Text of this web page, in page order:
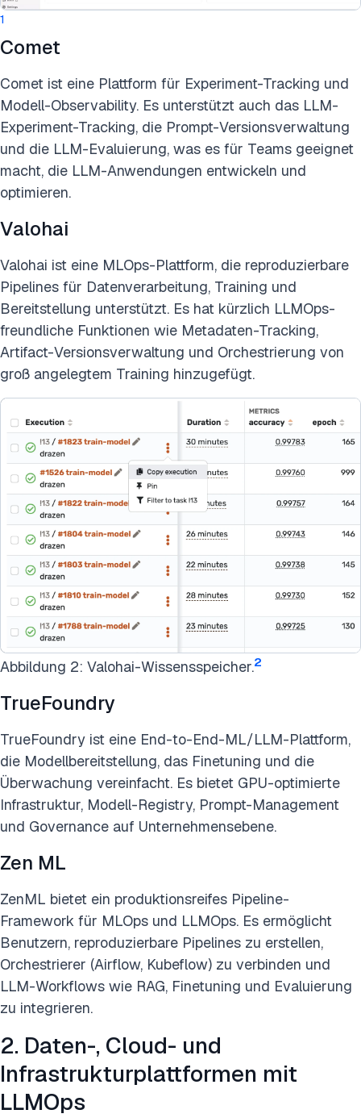
1
Comet
Comet ist eine Plattform für Experiment-Tracking und
Modell-Observability. Es unterstützt auch das LLM-
Experiment-Tracking, die Prompt-Versionsverwaltung
und die LLM-Evaluierung, was es für Teams geeignet
macht, die LLM-Anwendungen entwickeln und
optimieren.
Valohai
Valohai ist eine MLOps-Plattform, die reproduzierbare
Pipelines für Datenverarbeitung, Training und
Bereitstellung unterstützt. Es hat kürzlich LLMOps-
freundliche Funktionen wie Metadaten-Tracking,
Artifact-Versionsverwaltung und Orchestrierung von
groß angelegtem Training hinzugefügt.
Abbildung 2: Valohai-Wissensspeicher.2
TrueFoundry
TrueFoundry ist eine End-to-End-ML/LLM-Plattform,
die Modellbereitstellung, das Finetuning und die
Überwachung vereinfacht. Es bietet GPU-optimierte
Infrastruktur, Modell-Registry, Prompt-Management
und Governance auf Unternehmensebene.
Zen ML
ZenML bietet ein produktionsreifes Pipeline-
Framework für MLOps und LLMOps. Es ermöglicht
Benutzern, reproduzierbare Pipelines zu erstellen,
Orchestrierer (Airflow, Kubeflow) zu verbinden und
LLM-Workflows wie RAG, Finetuning und Evaluierung
zu integrieren.
2. Daten-, Cloud- und
Infrastrukturplattformen mit
LLMOps